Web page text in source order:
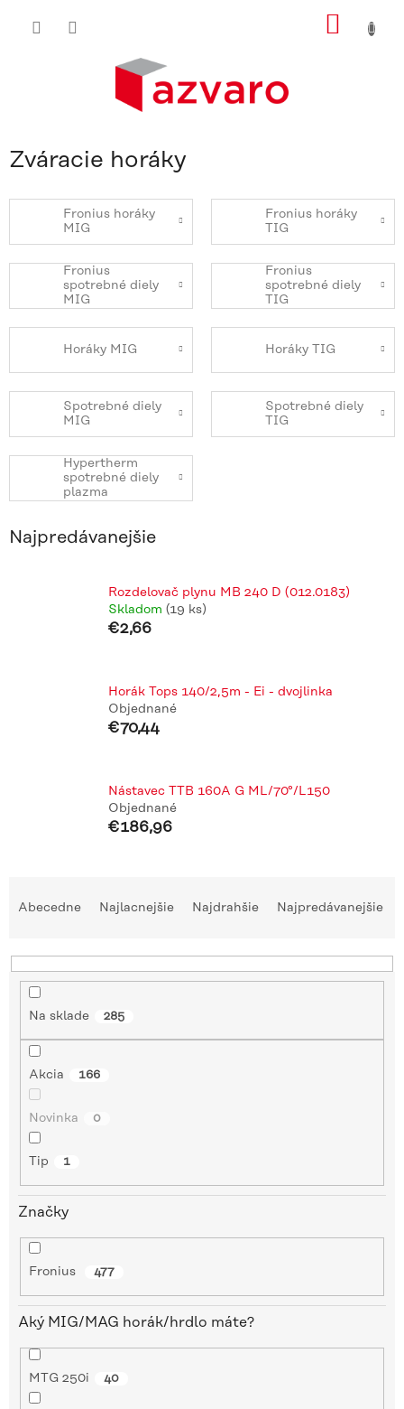
Zváracie horáky
Fronius horáky
MIG
Fronius horáky
TIG
Fronius
spotrebné diely
MIG
Fronius
spotrebné diely
TIG
Horáky MIG Horáky TIG
Spotrebné diely
MIG
Spotrebné diely
TIG
Hypertherm
spotrebné diely
plazma
Najpredávanejšie
Rozdelovač plynu MB 240 D (012.0183)
Skladom (19 ks)
€2,66
Horák Tops 140/2,5m - Ei - dvojlinka
Objednané
€70,44
Nástavec TTB 160A G ML/70°/L150
Objednané
€186,96
Abecedne Najlacnejšie Najdrahšie Najpredávanejšie
Na sklade 285
Akcia 166
Novinka 0
Tip 1
Značky
Fronius 477
Aký MIG/MAG horák/hrdlo máte?
MTG 250i 40